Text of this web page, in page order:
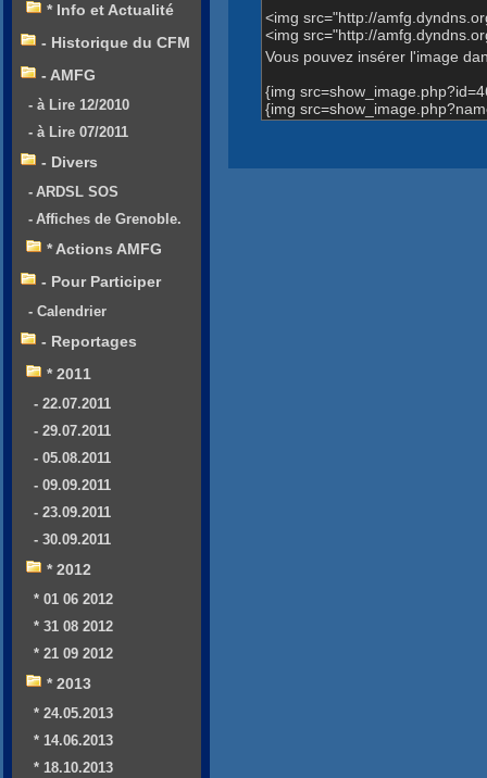
<img src="http://
<img src="http://
Vous pouvez insérer l'image
{img
{img
* Info et Actualité
- Historique du CFM
- AMFG
- à Lire 12/2010
- à Lire 07/2011
- Divers
- ARDSL SOS
- Affiches de Grenoble.
* Actions AMFG
- Pour Participer
- Calendrier
- Reportages
* 2011
- 22.07.2011
- 29.07.2011
- 05.08.2011
- 09.09.2011
- 23.09.2011
- 30.09.2011
* 2012
* 01 06 2012
* 31 08 2012
* 21 09 2012
* 2013
* 24.05.2013
* 14.06.2013
* 18.10.2013